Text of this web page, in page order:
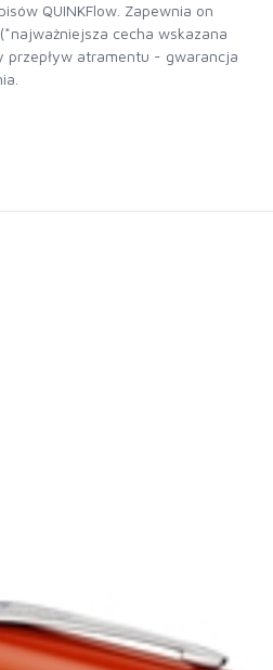
QUINKFlow. Zapewnia on
cecha wskazana
przepływ atramentu - gwarancja